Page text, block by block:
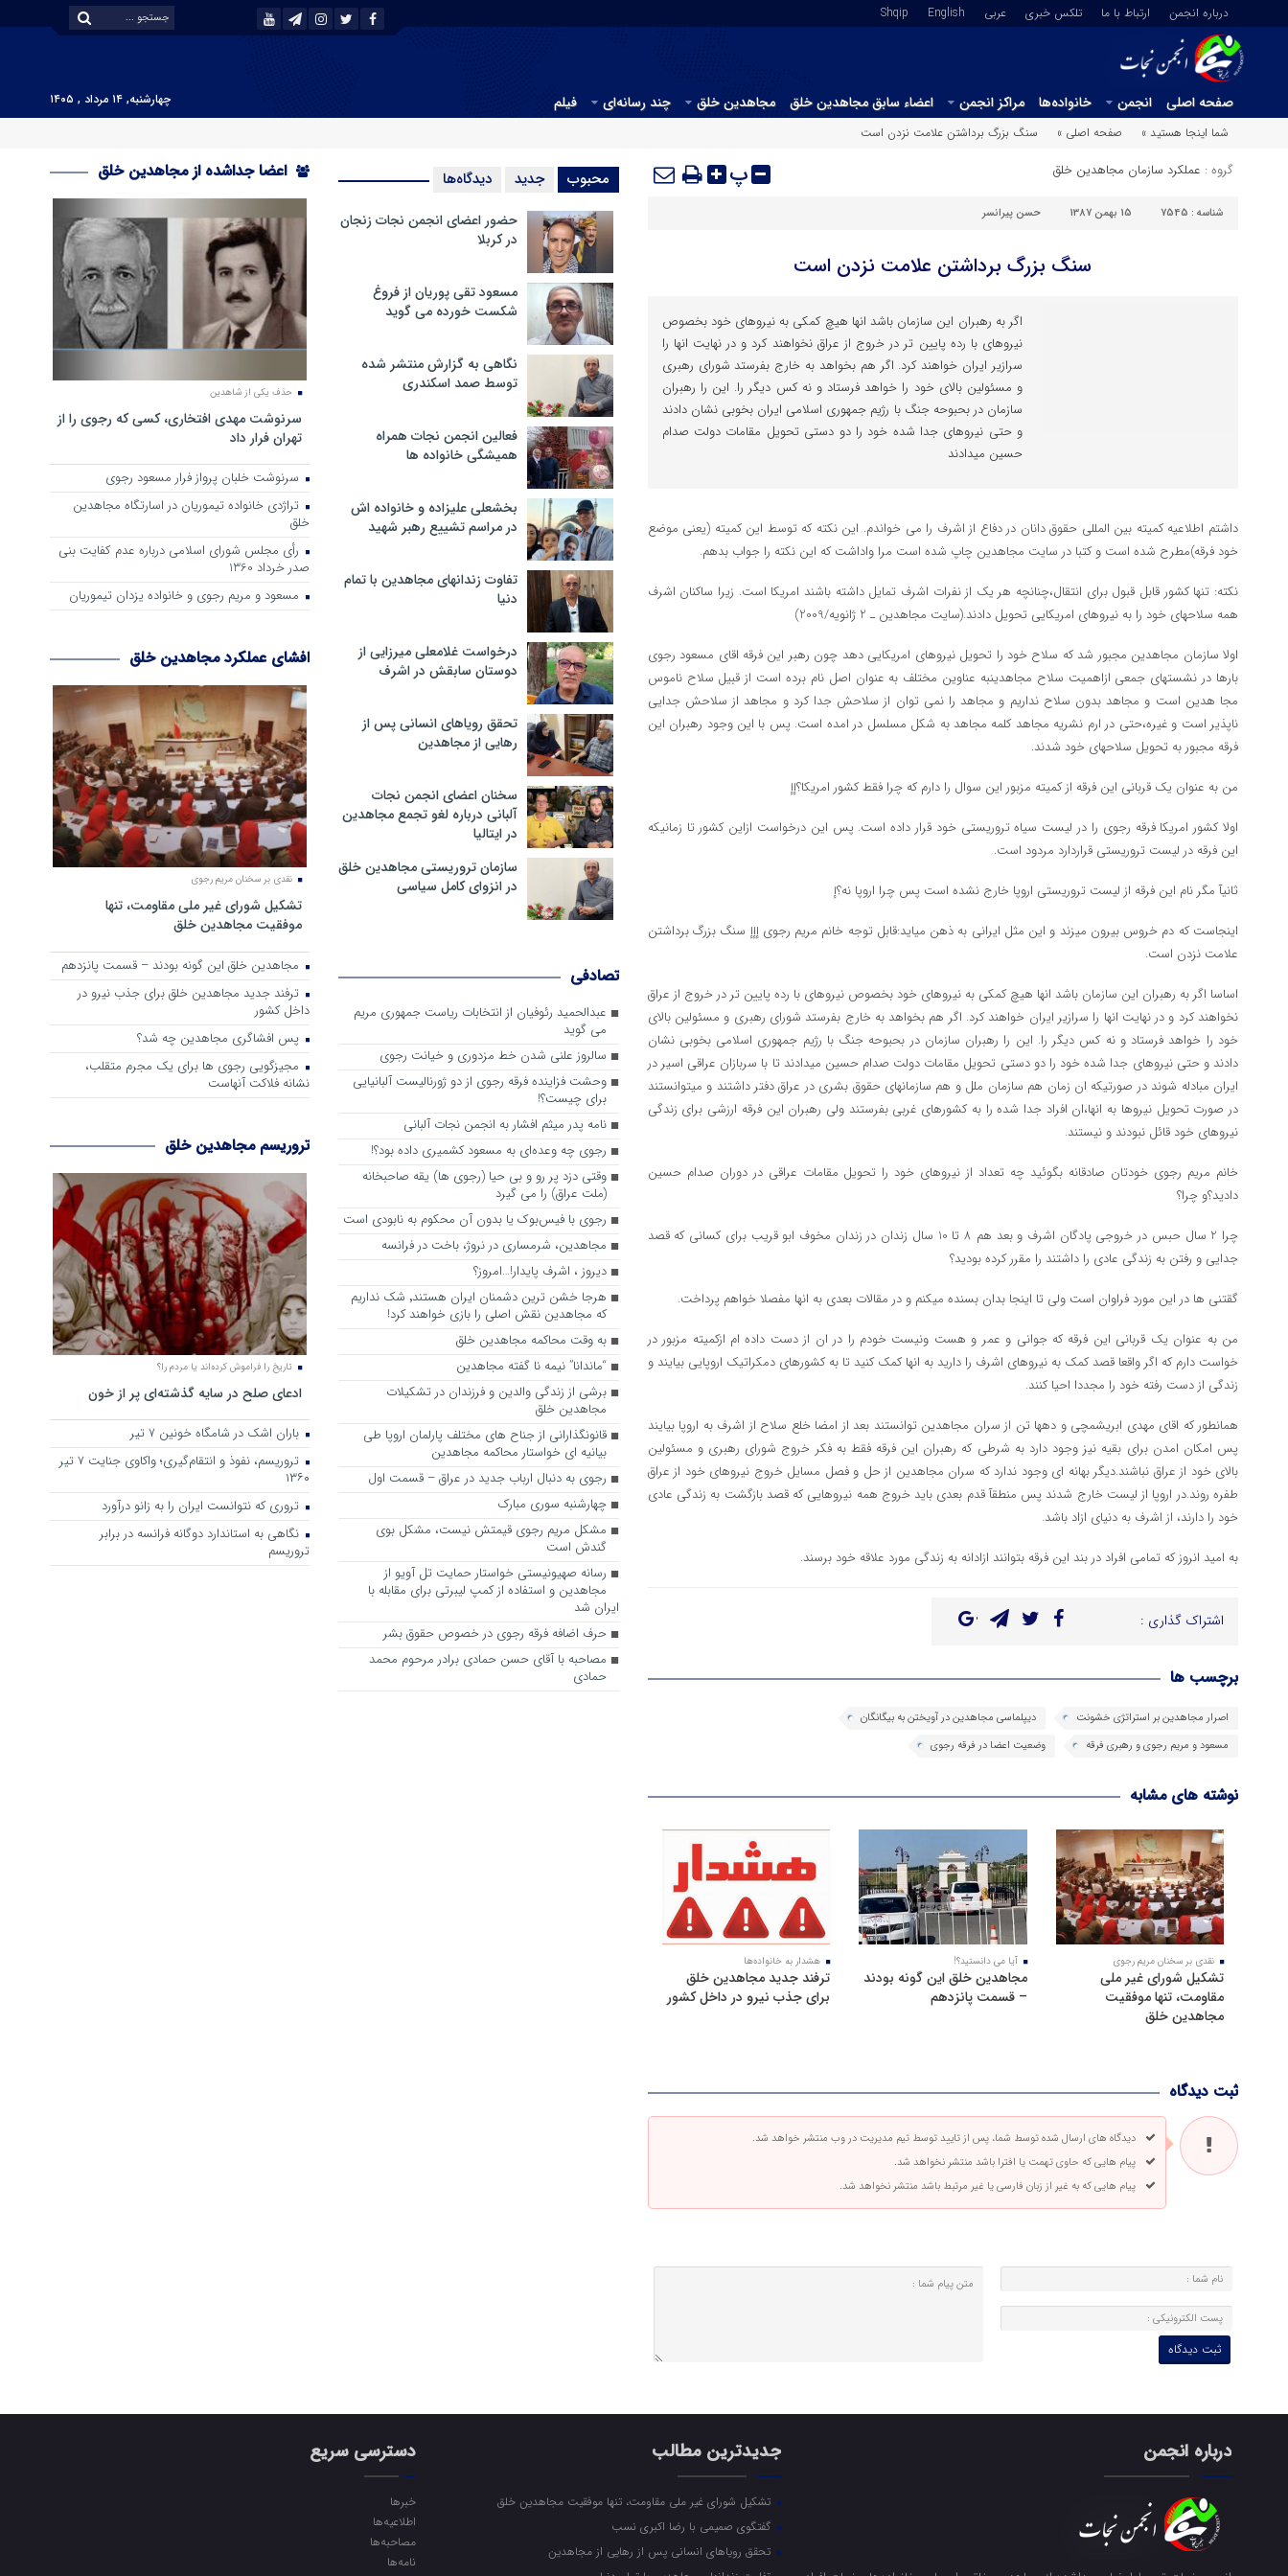
درباره انجمن ارتباط با ما تلکس خبری عربي English
Shqip
صفحه اصلی انجمن خانواده‌ها مراکز انجمن اعضاء سابق مجاهدین خلق مجاهدین خلق چند رسانه‌ای فیلم
چهارشنبه, ۱۴ مرداد , ۱۴۰۵
شما اینجا هستید »
صفحه اصلی » سنگ بزرگ برداشتن علامت نزدن است
گروه : عملکرد سازمان مجاهدین خلق پ
شناسه : 7545 15 بهمن 1387 حسن پیرانسر
سنگ بزرگ برداشتن علامت نزدن است
اگر به رهبران این سازمان باشد انها هیچ کمکی به نیروهای خود بخصوص
نیروهای با رده پایین تر در خروج از عراق نخواهند کرد و در نهایت انها را
سرازیر ایران خواهند کرد. اگر هم بخواهد به خارج بفرستد شورای رهبری
و مسئولین بالای خود را خواهد فرستاد و نه کس دیگر را. این را رهبران
سازمان در بحبوحه جنگ با رژیم جمهوری اسلامی ایران بخوبی نشان دادند
و حتی نیروهای جدا شده خود را دو دستی تحویل مقامات دولت صدام
حسین میدادند
داشتم اطلاعیه کمیته بین المللی حقوق دانان در دفاع از اشرف را می خواندم. این نکته که توسط این کمیته (یعنی موضع
خود فرقه)مطرح شده است و کتبا در سایت مجاهدین چاپ شده است مرا واداشت که این نکته را جواب بدهم.
نکته: تنها کشور قابل قبول برای انتقال،چنانچه هر یک از نفرات اشرف تمایل داشته باشند امریکا است. زیرا ساکنان اشرف
همه سلاحهای خود را به نیروهای امریکایی تحویل دادند.(سایت مجاهدین ـ 2 ژانویه/2009)
اولا سازمان مجاهدین مجبور شد که سلاح خود را تحویل نیروهای امریکایی دهد چون رهبر این فرقه اقای مسعود رجوی
بارها در نشستهای جمعی ازاهمیت سلاح مجاهدینبه عناوین مختلف به عنوان اصل نام برده است از قبیل سلاح ناموس
مجا هدین است و مجاهد بدون سلاح نداریم و مجاهد را نمی توان از سلاحش جدا کرد و مجاهد از سلاحش جدایی
ناپذیر است و غیره،حتی در ارم نشریه مجاهد کلمه مجاهد به شکل مسلسل در امده است. پس با این وجود رهبران این
فرقه مجبور به تحویل سلاحهای خود شدند.
من به عنوان یک قربانی این فرقه از کمیته مزبور این سوال را دارم که چرا فقط کشور امریکا؟إإ
اولا کشور امریکا فرقه رجوی را در لیست سیاه تروریستی خود قرار داده است. پس این درخواست ازاین کشور تا زمانیکه
این فرقه در لیست تروریستی قراردارد مردود است.
ثانیآ مگر نام این فرقه از لیست تروریستی اروپا خارج نشده است پس چرا اروپا نه؟إ
اینجاست که دم خروس بیرون میزند و این مثل ایرانی به ذهن میاید:قابل توجه خانم مریم رجوی إإإ سنگ بزرگ برداشتن
علامت نزدن است.
اساسا اگر به رهبران این سازمان باشد انها هیچ کمکی به نیروهای خود بخصوص نیروهای با رده پایین تر در خروج از عراق
نخواهند کرد و در نهایت انها را سرازیر ایران خواهند کرد. اگر هم بخواهد به خارج بفرستد شورای رهبری و مسئولین بالای
خود را خواهد فرستاد و نه کس دیگر را. این را رهبران سازمان در بحبوحه جنگ با رژیم جمهوری اسلامی بخوبی نشان
دادند و حتی نیروهای جدا شده خود را دو دستی تحویل مقامات دولت صدام حسین میدادند تا با سربازان عراقی اسیر در
ایران مبادله شوند در صورتیکه ان زمان هم سازمان ملل و هم سازمانهای حقوق بشری در عراق دفتر داشتند و میتوانستند
در صورت تحویل نیروها به انها،ان افراد جدا شده را به کشورهای غربی بفرستند ولی رهبران این فرقه ارزشی برای زندگی
نیروهای خود قائل نبودند و نیستند.
خانم مریم رجوی خودتان صادقانه بگوئید چه تعداد از نیروهای خود را تحویل مقامات عراقی در دوران صدام حسین
دادید؟و چرا؟
چرا 2 سال حبس در خروجی پادگان اشرف و بعد هم 8 تا 10 سال زندان در زندان مخوف ابو قریب برای کسانی که قصد
جدایی و رفتن به زندگی عادی را داشتند را مقرر کرده بودید؟
گقتنی ها در این مورد فراوان است ولی تا اینجا بدان بسنده میکنم و در مقالات بعدی به انها مفصلا خواهم پرداخت.
من به عنوان یک قربانی این فرقه که جوانی و عمر و هست ونیست خودم را در ان از دست داده ام ازکمیته مزبور در
خواست دارم که اگر واقعا قصد کمک به نیروهای اشرف را دارید به انها کمک کنید تا به کشورهای دمکراتیک اروپایی بیایند و
زندگی از دست رفته خود را مجددا احیا کنند.
همانطور که اقای مهدی ابریشمچی و دهها تن از سران مجاهدین توانستند بعد از امضا خلع سلاح از اشرف به اروپا بیایند
پس امکان امدن برای بقیه نیز وجود دارد به شرطی که رهبران این فرقه فقط به فکر خروج شورای رهبری و مسئولین
بالای خود از عراق نباشند.دیگر بهانه ای وجود ندارد که سران مجاهدین از حل و فصل مسایل خروج نیروهای خود از عراق
طفره روند.در اروپا از لیست خارج شدند پس منطقآ قدم بعدی باید خروج همه نیروهایی که قصد بازگشت به زندگی عادی
خود را دارند، از اشرف به دنیای ازاد باشد.
به امید انروز که تمامی افراد در بند این فرقه بتوانند ازادانه به زندگی مورد علاقه خود برسند.
اشتراک گذاری :
برچسب ها
اصرار مجاهدین بر استراتژی خشونت
دیپلماسی مجاهدین در آویختن به بیگانگان
مسعود و مریم رجوی و رهبری فرقه
وضعیت اعضا در فرقه رجوی
نوشته های مشابه
نقدی بر سخنان مریم رجوی
تشکیل شورای غیر ملی
مقاومت، تنها موفقیت
مجاهدین خلق
آیا می دانستید؟!
مجاهدین خلق این گونه بودند
– قسمت پانزدهم
هشدار به خانواده‌ها
ترفند جدید مجاهدین خلق
برای جذب نیرو در داخل کشور
ثبت دیدگاه
دیدگاه های ارسال شده توسط شما، پس از تایید توسط تیم مدیریت در وب منتشر خواهد شد.
پیام هایی که حاوی تهمت یا افترا باشد منتشر نخواهد شد.
پیام هایی که به غیر از زبان فارسی یا غیر مرتبط باشد منتشر نخواهد شد.
محبوب جدید دیدگاه‌ها
حضور اعضای انجمن نجات زنجان
در کربلا
مسعود تقی پوریان از فروغ
شکست خورده می گوید
نگاهی به گزارش منتشر شده
توسط صمد اسکندری
فعالین انجمن نجات همراه
همیشگی خانواده ها
بخشعلی علیزاده و خانواده اش
در مراسم تشییع رهبر شهید
تفاوت زندانهای مجاهدین با تمام
دنیا
درخواست غلامعلی میرزایی از
دوستان سابقش در اشرف
تحقق رویاهای انسانی پس از
رهایی از مجاهدین
سخنان اعضای انجمن نجات
آلبانی درباره لغو تجمع مجاهدین
در ایتالیا
سازمان تروریستی مجاهدین خلق
در انزوای کامل سیاسی
تصادفی
عبدالحمید رئوفیان از انتخابات ریاست جمهوری مریم
می گوید
سالروز علنی شدن خط مزدوری و خیانت رجوی
وحشت فزاینده فرقه رجوی از دو ژورنالیست آلبانیایی
برای چیست؟!
نامه پدر میثم افشار به انجمن نجات آلبانی
رجوی چه وعده‌ای به مسعود کشمیری داده بود؟!
وقتی دزد پر رو و بی حیا (رجوی ها) یقه صاحبخانه
(ملت عراق) را می گیرد
رجوی با فیس‌بوک یا بدون آن محکوم به نابودی است
مجاهدین، شرم‎ساری در نروژ، باخت در فرانسه
ديروز ، اشرف پايدار!…امروز؟
هرجا خشن ترین دشمنان ایران هستند٬ شک نداریم
که مجاهدین نقش اصلی را بازی خواهند کرد!
به وقت محاکمه مجاهدین خلق
“ماندانا” نیمه نا گفته مجاهدین
برشی از زندگی والدین و فرزندان در تشکیلات
مجاهدین خلق
قانونگذارانی از جناح های مختلف پارلمان اروپا طی
بیانیه ای خواستار محاکمه مجاهدین
رجوی به دنبال ارباب جدید در عراق – قسمت اول
چهارشنبه سوری مبارک
مشکل مریم رجوی قیمتش نیست، مشکل بوی
گندش است
رسانه صهیونیستی خواستار حمایت تل آویو از
مجاهدین و استفاده از کمپ لیبرتی برای مقابله با
ایران شد
حرف اضافه فرقه رجوی در خصوص حقوق بشر
مصاحبه با آقای حسن حمادی برادر مرحوم محمد
حمادی
اعضا جداشده از مجاهدین خلق
حذف یکی از شاهدین
سرنوشت مهدی افتخاری، کسی که رجوی را از
تهران فرار داد
سرنوشت خلبان پرواز فرار مسعود رجوی
تراژدی خانواده تیموریان در اسارتگاه مجاهدین
خلق
رأی مجلس شورای اسلامی درباره عدم كفایت بنی
صدر خرداد 1360
مسعود و مریم رجوی و خانواده یزدان تیموریان
افشای عملکرد مجاهدین خلق
نقدی بر سخنان مریم رجوی
تشکیل شورای غیر ملی مقاومت، تنها
موفقیت مجاهدین خلق
مجاهدین خلق این گونه بودند – قسمت پانزدهم
ترفند جدید مجاهدین خلق برای جذب نیرو در
داخل کشور
پس افشاگری مجاهدین چه شد؟
مجیزگویی رجوی ها برای یک مجرم متقلب،
نشانه فلاکت آنهاست
تروریسم مجاهدین خلق
تاریخ را فراموش کرده‌اند یا مردم را؟
ادعای صلح در سایه گذشته‌ای پر از خون
باران اشک در شامگاه خونین 7 تیر
تروریسم، نفوذ و انتقام‌گیری؛ واکاوی جنایت ۷ تیر
۱۳۶۰
تروری که نتوانست ایران را به زانو درآورد
نگاهی به استاندارد دوگانه فرانسه در برابر
تروریسم
درباره انجمن جدیدترین مطالب
تشکیل شورای غیر ملی مقاومت، تنها موفقیت مجاهدین خلق
گفتگوی صمیمی با رضا اکبری نسب
تحقق رویاهای انسانی پس از رهایی از مجاهدین
دسترسی سریع
خبرها
اطلاعیه‌ها
مصاحبه‌ها
نامه‌ها